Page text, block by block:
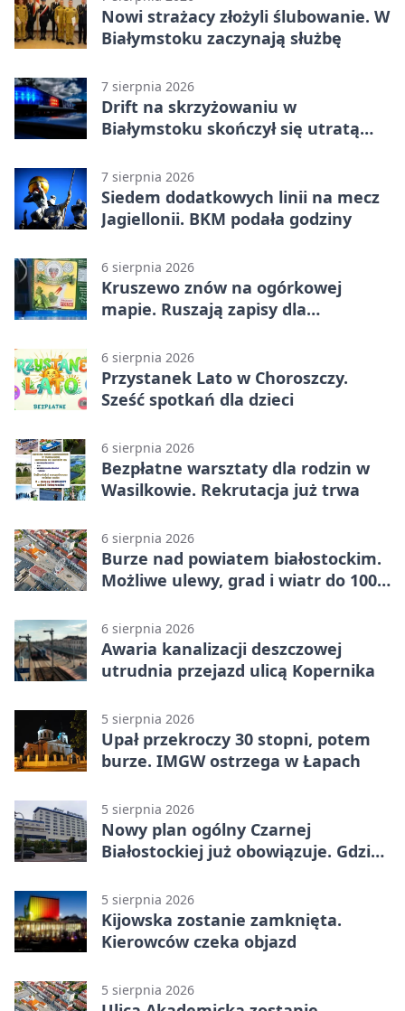
Nowi strażacy złożyli ślubowanie. W
Białymstoku zaczynają służbę
7 sierpnia 2026
Drift na skrzyżowaniu w
Białymstoku skończył się utratą
7 sierpnia 2026
Siedem dodatkowych linii na mecz
Jagiellonii. BKM podała godziny
6 sierpnia 2026
Kruszewo znów na ogórkowej
mapie. Ruszają zapisy dla
6 sierpnia 2026
Przystanek Lato w Choroszczy.
Sześć spotkań dla dzieci
6 sierpnia 2026
Bezpłatne warsztaty dla rodzin w
Wasilkowie. Rekrutacja już trwa
6 sierpnia 2026
Burze nad powiatem białostockim.
Możliwe ulewy, grad i wiatr do 100
6 sierpnia 2026
Awaria kanalizacji deszczowej
utrudnia przejazd ulicą Kopernika
5 sierpnia 2026
Upał przekroczy 30 stopni, potem
burze. IMGW ostrzega w Łapach
5 sierpnia 2026
Nowy plan ogólny Czarnej
Białostockiej już obowiązuje. Gdzie
5 sierpnia 2026
Kijowska zostanie zamknięta.
Kierowców czeka objazd
5 sierpnia 2026